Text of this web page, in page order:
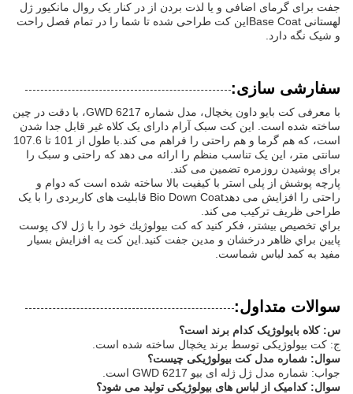
جفت برای گرمای اضافی و یا لذت بردن از در کنار یک روال مانکیور ژل
لهستانی Base Coatاین کت طراحی شده تا شما را در تمام فصل راحت
و شیک نگه دارد.
سفارشی سازی:
با معرفی کت بایو داون یخچال، مدل شماره GWD 6217، با دقت در چین
ساخته شده است. این کت سبک آرام دارای یک کلاه غیر قابل جدا شدن
است، که هم گرما و هم راحتی را فراهم می کند.با طول از 101 تا 107.6
سانتی متر، این یک تناسب منظم را ارائه می دهد که راحتی و سبک را
برای پوشیدن روزمره تضمین می کند.
پارچه پوشش از پلی استر با کیفیت بالا ساخته شده است که دوام و
راحتی را افزایش می دهدBio Down Coat قابلیت های کاربردی را با یک
طراحی ظریف ترکیب می کند.
براي تخصيص بيشتر، فکر کنيد که کت بيولوژيك خود را با ژل لاک پوست
پايين براي ظاهر درخشان و مدين جفت كنيد.اين کت يه افزايش بسيار
مفيد به کمد لباس شماست.
سوالات متداول:
س: کلاه بایولوژیک کدام برند است؟
ج: کت بیولوژیکی توسط برند یخچال ساخته شده است.
سوال: شماره مدل کت بیولوژیکی چیست؟
جواب: شماره مدل ژل ژله ای بیو GWD 6217 است.
سوال: کدامیک از لباس های بیولوژیکی تولید می شود؟